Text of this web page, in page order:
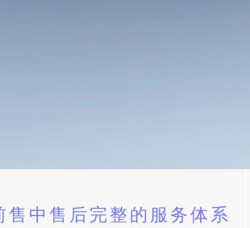
售中售后完整的服务体系